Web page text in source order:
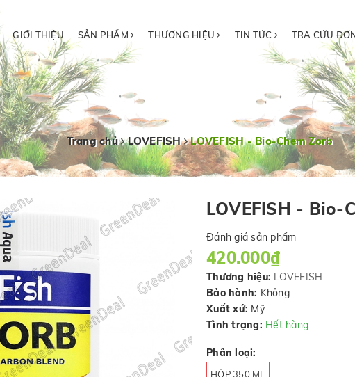
GIỚI THIỆU SẢN PHẨM THƯƠNG HIỆU TIN TỨC TRA CỨU
Trang chủ LOVEFISH LOVEFISH - Bio-Chem Zorb
LOVEFISH - Bio-
Đánh giá sản phẩm
420.000₫
Thương hiệu: LOVEFISH
Bảo hành: Không
Xuất xứ: Mỹ
Tình trạng: Hết hàng
Phân loại:
HỘP 350 ML